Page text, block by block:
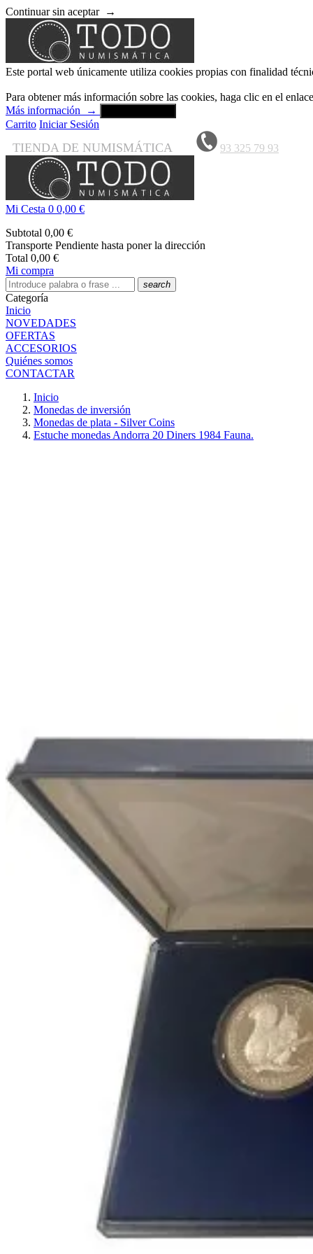
Continuar sin aceptar →
Este portal web únicamente utiliza cookies propias con finalidad
Para obtener más información sobre las cookies, haga clic en el
Más información
→
Carrito Iniciar Sesión
TIENDA DE NUMISMÁTICA 93 325 79 93
Mi Cesta 0 0,00 €
Subtotal 0,00 €
Transporte Pendiente hasta poner la dirección
Total 0,00 €
Mi compra
search
Categoría
Inicio
NOVEDADES
OFERTAS
ACCESORIOS
Quiénes somos
CONTACTAR
Inicio
Monedas de inversión
Monedas de plata - Silver Coins
Estuche monedas Andorra 20 Diners 1984 Fauna.